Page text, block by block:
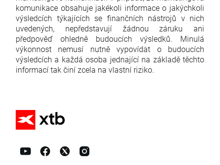
komunikace obsahuje jakékoli informace o jakýchkoli
výsledcích týkajících se finančních nástrojů v nich
uvedených, nepředstavují žádnou záruku ani
předpověď ohledně budoucích výsledků. Minulá
výkonnost nemusí nutně vypovídat o budoucích
výsledcích a každá osoba jednající na základě těchto
informací tak činí zcela na vlastní riziko.